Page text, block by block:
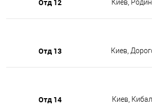
Отд 12 Киев,
Отд 13 Киев,
Отд 14 Киев,